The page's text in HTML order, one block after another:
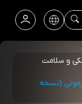
و سلامت
(نسخه